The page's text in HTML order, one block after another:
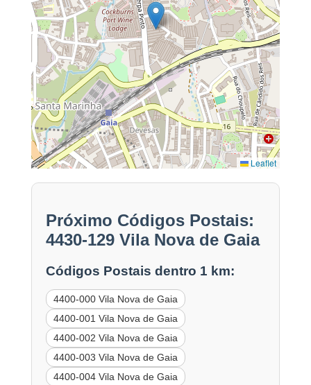
Leaflet
Próximo Códigos Postais:
4430-129 Vila Nova de Gaia
Códigos Postais dentro 1 km:
4400-000 Vila Nova de Gaia
4400-001 Vila Nova de Gaia
4400-002 Vila Nova de Gaia
4400-003 Vila Nova de Gaia
4400-004 Vila Nova de Gaia